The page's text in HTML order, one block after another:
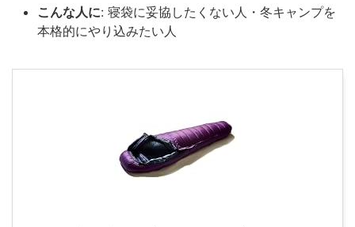
こんな人に: 寝袋に妥協したくない人・冬キャンプを
本格的にやり込みたい人